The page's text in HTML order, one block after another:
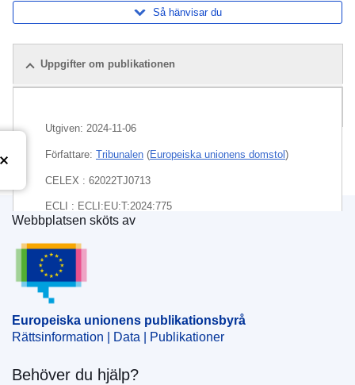
Så hänvisar du
Uppgifter om publikationen
Utgiven: 2024-11-06
Författare: Tribunalen (Europeiska unionens domstol )
CELEX : 62022TJ0713
ECLI : ECLI:EU:T:2024:775
Europeiska unionens publikationsbyrå
Webbplatsen sköts av
Europeiska unionens publikationsbyrå
Rättsinformation | Data | Publikationer
Behöver du hjälp?